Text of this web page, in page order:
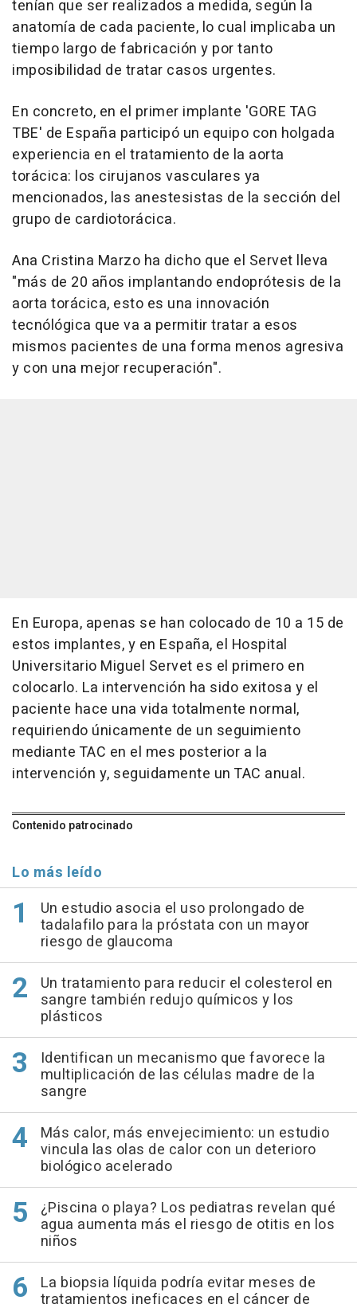
tenían que ser realizados a medida, según la
anatomía de cada paciente, lo cual implicaba un
tiempo largo de fabricación y por tanto
imposibilidad de tratar casos urgentes.
En concreto, en el primer implante 'GORE TAG
TBE' de España participó un equipo con holgada
experiencia en el tratamiento de la aorta
torácica: los cirujanos vasculares ya
mencionados, las anestesistas de la sección del
grupo de cardiotorácica.
Ana Cristina Marzo ha dicho que el Servet lleva
"más de 20 años implantando endoprótesis de la
aorta torácica, esto es una innovación
tecnólógica que va a permitir tratar a esos
mismos pacientes de una forma menos agresiva
y con una mejor recuperación".
En Europa, apenas se han colocado de 10 a 15 de
estos implantes, y en España, el Hospital
Universitario Miguel Servet es el primero en
colocarlo. La intervención ha sido exitosa y el
paciente hace una vida totalmente normal,
requiriendo únicamente de un seguimiento
mediante TAC en el mes posterior a la
intervención y, seguidamente un TAC anual.
Contenido patrocinado
Lo más leído
Un estudio asocia el uso prolongado de
tadalafilo para la próstata con un mayor
riesgo de glaucoma
Un tratamiento para reducir el colesterol en
sangre también redujo químicos y los
plásticos
Identifican un mecanismo que favorece la
multiplicación de las células madre de la
sangre
Más calor, más envejecimiento: un estudio
vincula las olas de calor con un deterioro
biológico acelerado
¿Piscina o playa? Los pediatras revelan qué
agua aumenta más el riesgo de otitis en los
niños
La biopsia líquida podría evitar meses de
tratamientos ineficaces en el cáncer de